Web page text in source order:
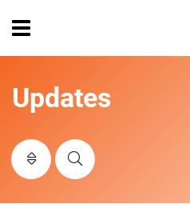
Open
menu
Updates